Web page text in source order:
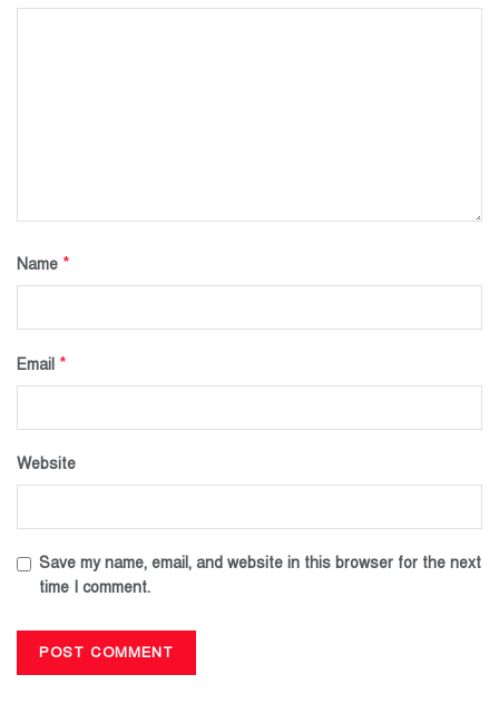
Name *
Email *
Website
Save my name, email, and website in this browser for the next
time I comment.